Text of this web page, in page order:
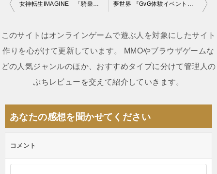
投
ナ
ビ
ゲ
シ
ョ
女神転生IMAGINE 「騎乗システム」「魔階シナガワ神殿騎士廟」の追加 夢世界 『GvG体験イベント』を開催
このサイトはオンラインゲームで遊ぶ人を対象にしたサイト
作りを心がけて更新しています。 MMOやブラウザゲームな
どの人気ジャンルのほか、おすすめタイプに分けて管理人の
ぷちレビューを交えて紹介していきます。
あなたの感想を聞かせてください
コメント